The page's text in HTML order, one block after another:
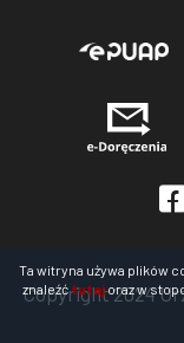
Ta witryna używa plików
znaleźćtutajoraz w
Stopka
Copyright 2024